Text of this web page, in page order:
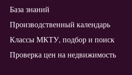
База знаний
Производственный календарь
Классы МКТУ, подбор и поиск
Проверка цен на недвижимость